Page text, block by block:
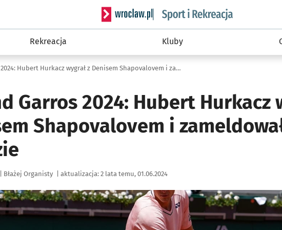
Serwis informacyjny wroclaw.pl podserwis: Sport
Rekreacja Kluby
Roland Garros 2024: Hubert Hurkacz wygrał z Denisem Shapovalovem i zameldował się w 4. rundzie
Garros 2024: Hubert Hurkacz
Shapovalovem i
Autor:
Błażej Organisty aktualizacja: 2 lata temu, 01.06.2024